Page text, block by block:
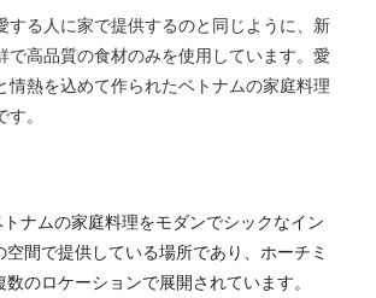
する人に家で提供するのと同じように、新
で高品質の食材のみを使用しています。愛
情熱を込めて作られたベトナムの家庭料理
す。
ナムの家庭料理をモダンでシックなイン
空間で提供している場所であり、ホーチミ
のロケーションで展開されています。